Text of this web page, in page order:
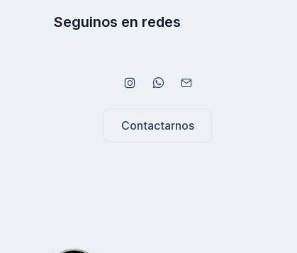
Seguinos en redes
Contactarnos